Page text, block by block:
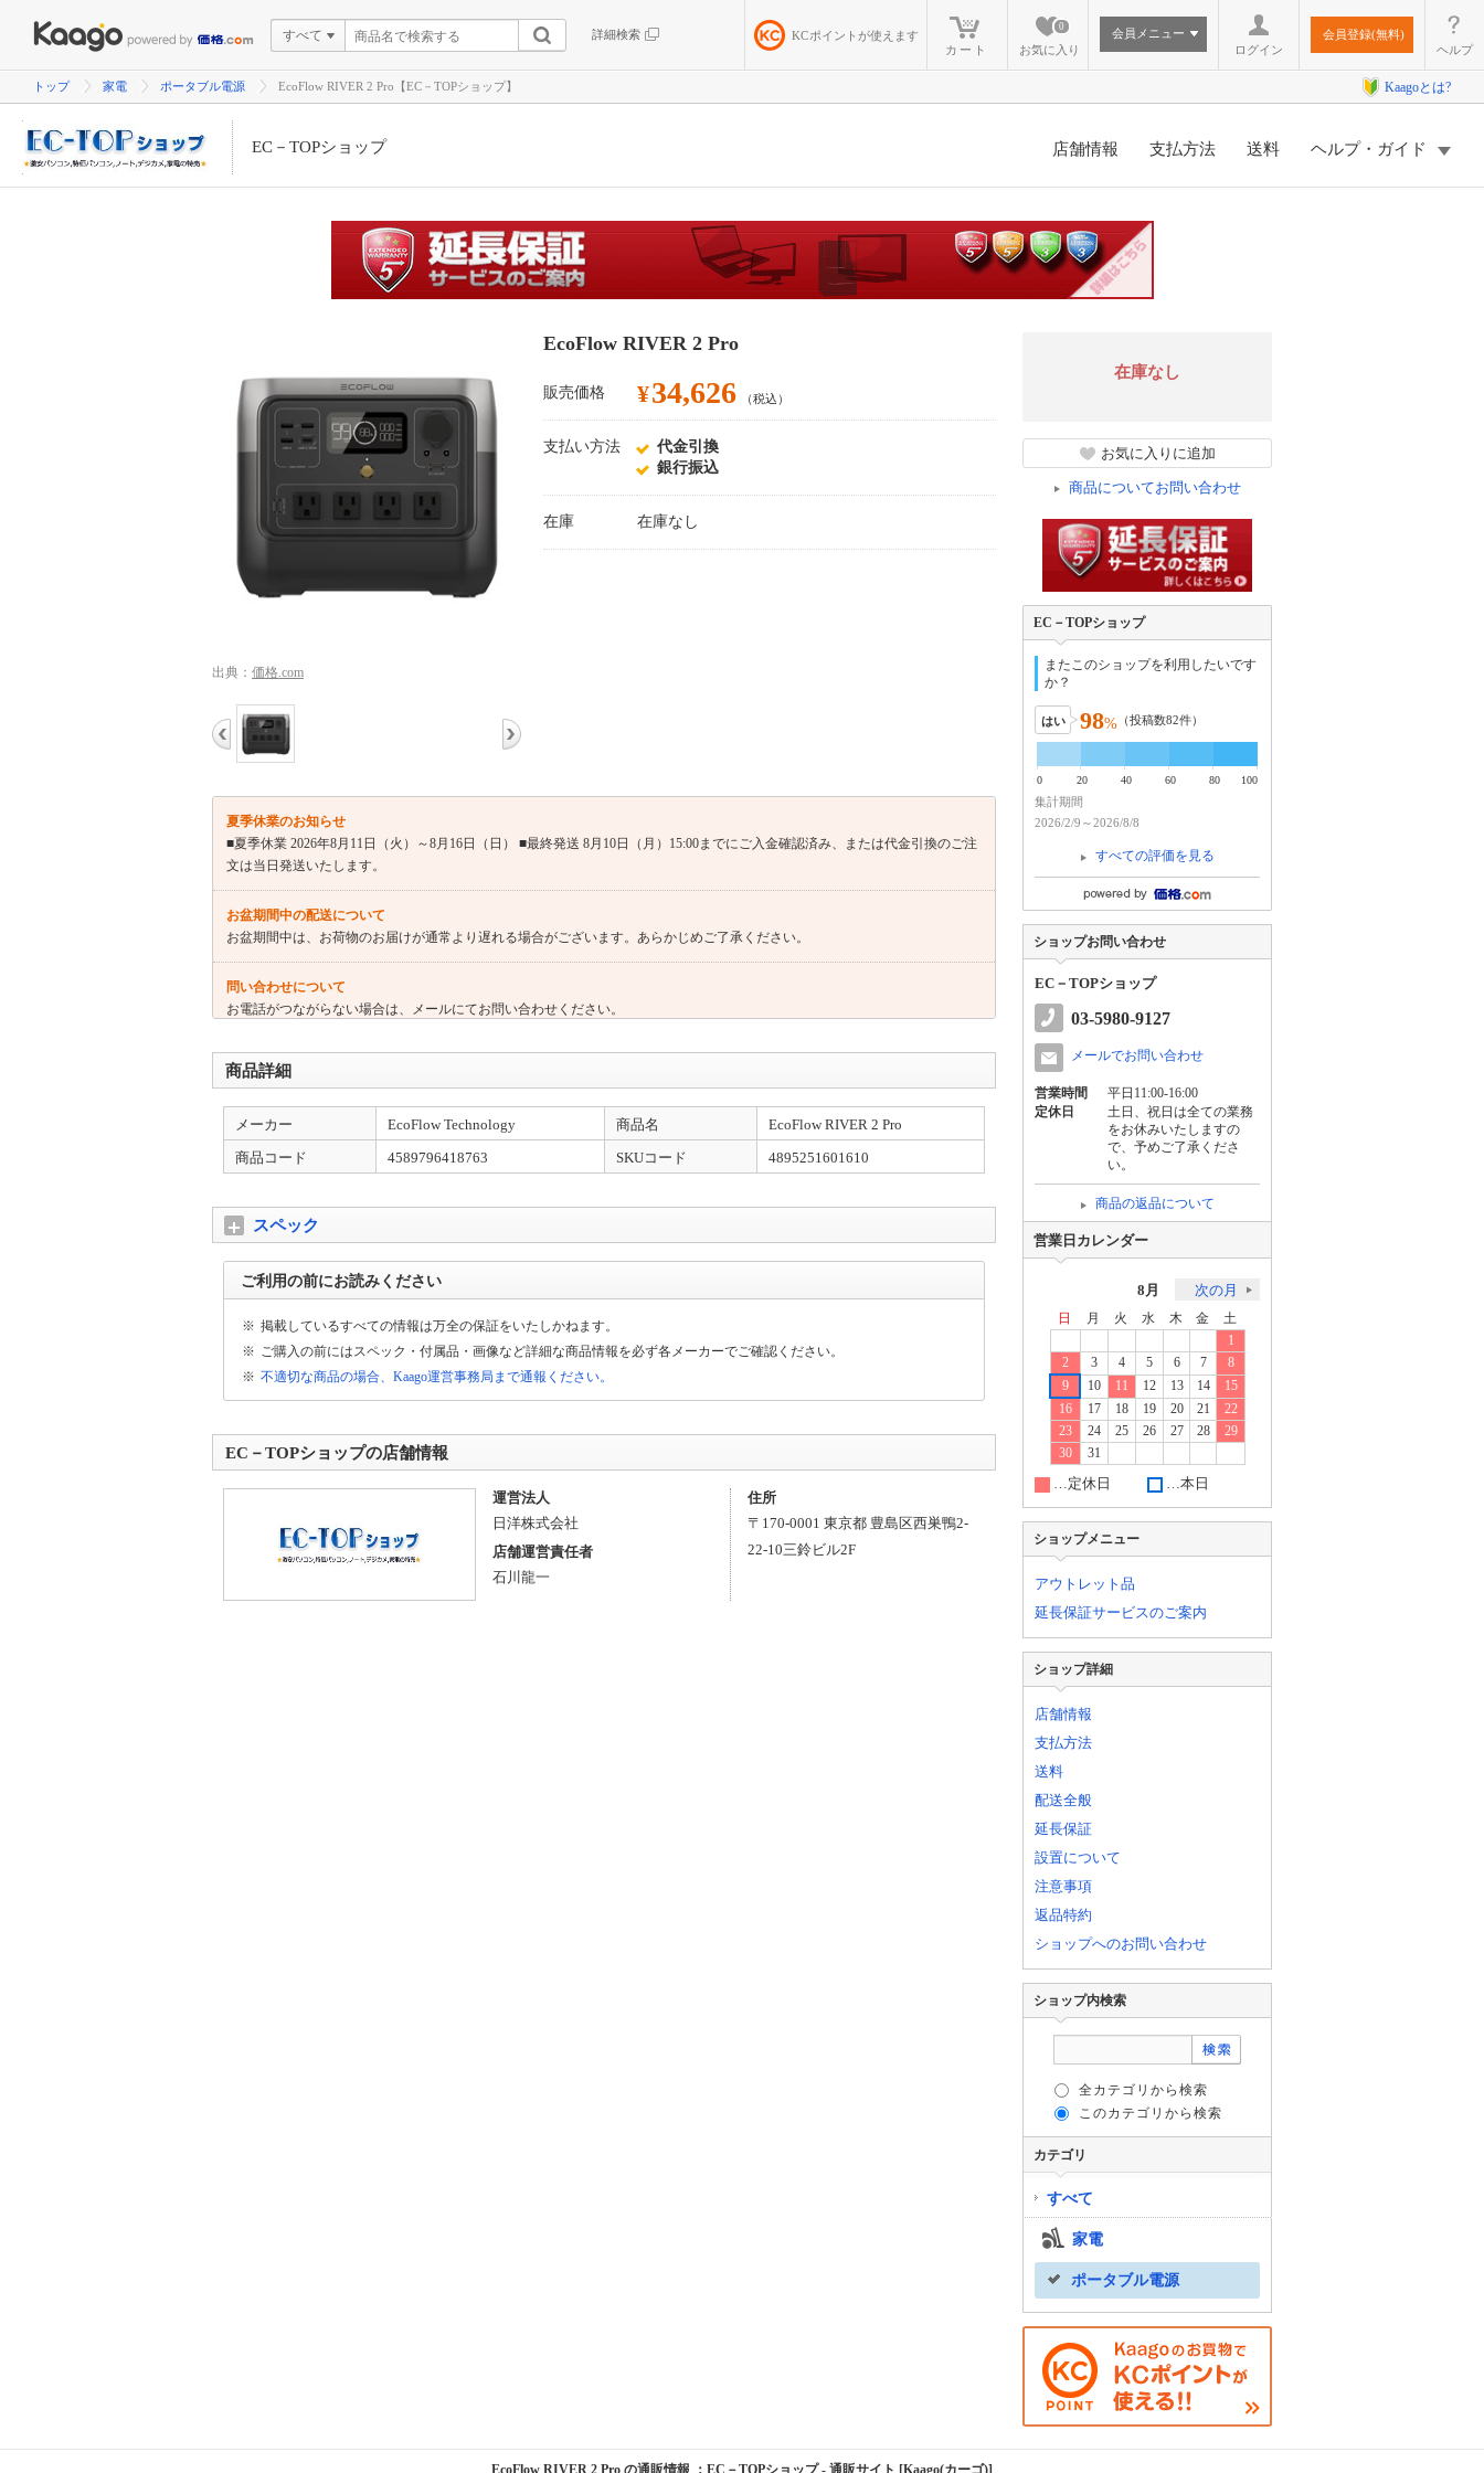
すべて 詳細検索 KCポイントが使えます
カート
お気に入り
0
会員メニュー
ログイン
会員登録(無料)
ヘルプ
トップ 家電 ポータブル電源 EcoFlow RIVER 2 Pro【EC－TOPショップ】 Kaagoとは?
EC－TOPショップ 店舗情報 支払方法 送料 ヘルプ・ガイド
出典： 価格.com
EcoFlow RIVER 2 Pro
販売価格 ¥34,626 （税込）
支払い方法
代金引換
銀行振込
在庫 在庫なし
夏季休業のお知らせ
■夏季休業 2026年8月11日（火）～8月16日（日） ■最終発送 8月10日（月）15:00までにご入金確認済み、または代金引換のご注
文は当日発送いたします。
お盆期間中の配送について
お盆期間中は、お荷物のお届けが通常より遅れる場合がございます。あらかじめご了承ください。
問い合わせについて
お電話がつながらない場合は、メールにてお問い合わせください。
商品詳細
メーカー EcoFlow Technology 商品名
EcoFlow RIVER 2 Pro
商品コード
4589796418763 SKUコード 4895251601610
スペック
ご利用の前にお読みください
※ 掲載しているすべての情報は万全の保証をいたしかねます。
※ ご購入の前にはスペック・付属品・画像など詳細な商品情報を必ず各メーカーでご確認ください。
※ 不適切な商品の場合、Kaago運営事務局まで通報ください。
EC－TOPショップの店舗情報
運営法人
日洋株式会社
店舗運営責任者
石川龍一
住所
〒 170-0001 東京都 豊島区西巣鴨2-
22-10三鈴ビル2F
在庫なし
お気に入りに追加
商品についてお問い合わせ
EC－TOPショップ
またこのショップを利用したいです
か？
はい 98% （投稿数82件）
0 20 40 60 80 100
集計期間
2026/2/9～2026/8/8
すべての評価を見る
ショップお問い合わせ
EC－TOPショップ
03-5980-9127
メールでお問い合わせ
営業時間
平日11:00-16:00
定休日
土日、祝日は全ての業務
をお休みいたしますの
で、予めご了承くださ
い。
商品の返品について
営業日カレンダー
8月 次の月
日 月 火 水 木 金
土
1
2
3 4 5 6 7
8
9
10 11 12 13 14
15
16
17 18 19 20 21
22
23
24 25 26 27 28
29
30
31
…定休日 …本日
ショップメニュー
アウトレット品
延長保証サービスのご案内
ショップ詳細
店舗情報
支払方法
送料
配送全般
延長保証
設置について
注意事項
返品特約
ショップへのお問い合わせ
ショップ内検索
全カテゴリから検索
このカテゴリから検索
カテゴリ
すべて
家電
ポータブル電源